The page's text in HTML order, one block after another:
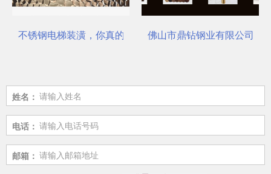
不锈钢电梯装潢，你真的选对了吗？佛山市鼎钻钢业有限公司，
姓名：
电话：
邮箱：